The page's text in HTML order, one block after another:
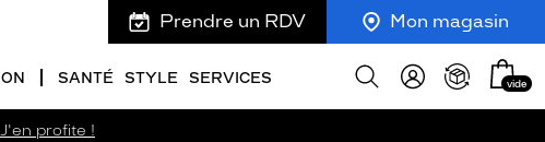
Prendre un RDV Mon magasin
SANTÉ STYLE SERVICES
Afficher
Mon
panier
vide
J'en profite !